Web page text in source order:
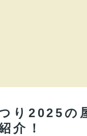
り2025の
介！